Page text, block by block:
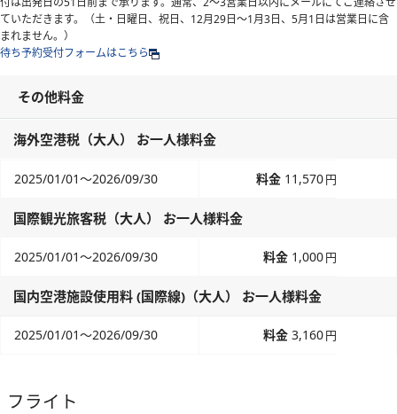
ていただきます。（土・日曜日、祝日、12月29日～1月3日、5月1日は営業日に含
まれません。）
待ち予約受付フォームはこちら
その他料金
海外空港税（大人） お一人様料金
2025/01/01～2026/09/30 11,570円
国際観光旅客税（大人） お一人様料金
2025/01/01～2026/09/30 1,000円
国内空港施設使用料 (国際線)（大人） お一人様料金
2025/01/01～2026/09/30 3,160円
フライト